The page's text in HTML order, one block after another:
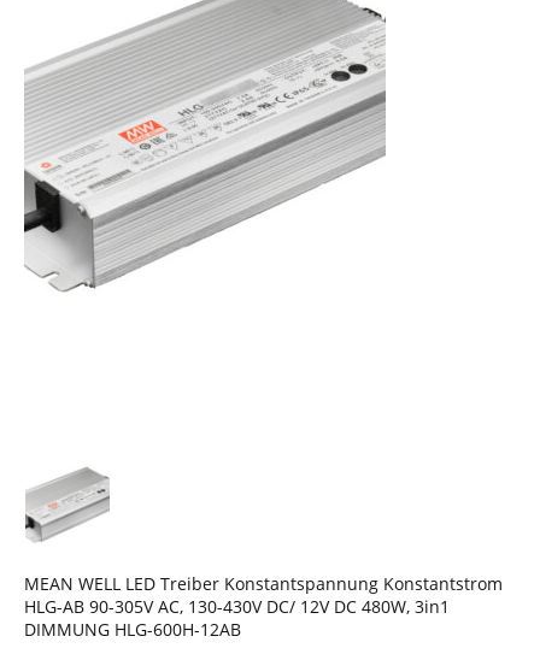
MEAN WELL LED Treiber Konstantspannung Konstantstrom
HLG-AB 90-305V AC, 130-430V DC/ 12V DC 480W, 3in1
DIMMUNG HLG-600H-12AB